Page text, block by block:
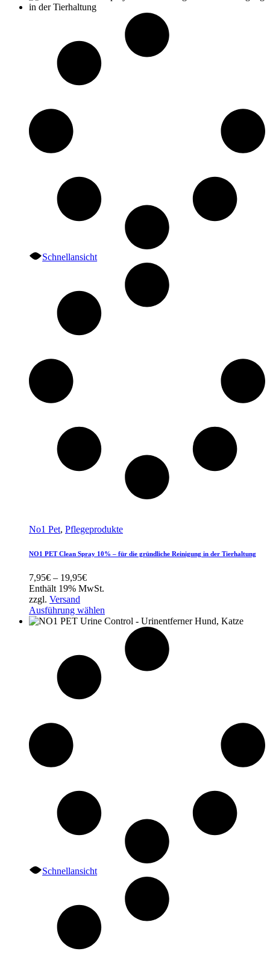
Schnellansicht
No1 Pet, Pflegeprodukte
NO1 PET Clean Spray 10% – für die gründliche Reinigung in der Tierhaltung
7,95€ – 19,95€Preisspanne:
7,95€
19,95€
Enthält 19% MwSt.
zzgl. Versand
Ausführung wählen
Schnellansicht